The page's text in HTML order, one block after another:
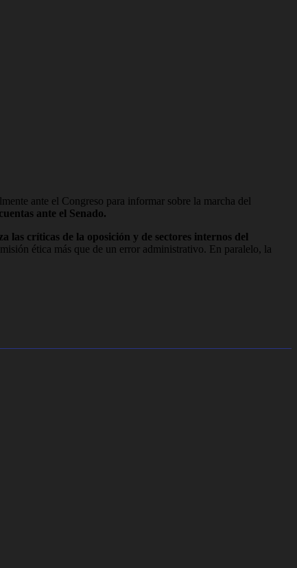
ante el Congreso para informar sobre la marcha del
ante el Senado.
las críticas de la oposición y de sectores internos del
ética más que de un error administrativo. En paralelo, la